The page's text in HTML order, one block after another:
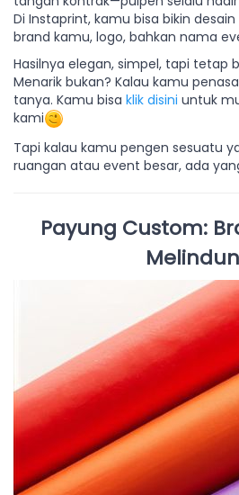
Di Instaprint, kamu bisa bikin
brand kamu, logo, bahkan nama
Hasilnya elegan, simpel, tapi tetap
Menarik bukan? Kalau kamu
tanya. Kamu bisa klik disini untuk
kami
Tapi kalau kamu pengen sesuatu
ruangan atau event besar, ada
Payung Custom: